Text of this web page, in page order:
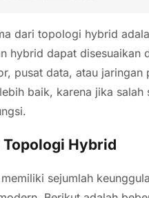
dari topologi hybrid
hybrid dapat disesuaikan
pusat data, atau
baik, karena jika
Hybrid
sejumlah